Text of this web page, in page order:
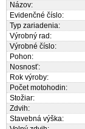
Názov:
Evidenčné číslo:
Typ zariadenia:
Výrobný rad:
Výrobné číslo:
Pohon:
Nosnosť:
Rok výroby:
Počet motohodin:
Stožiar:
Zdvih:
Stavebná výška: